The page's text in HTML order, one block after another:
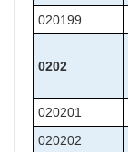
020199
0202
020201
020202